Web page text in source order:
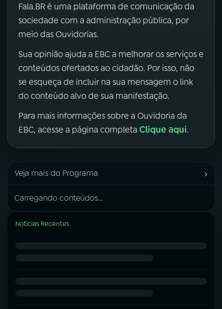
Fala.BR é uma plataforma de comunicação da
sociedade com a administração pública, por
meio das Ouvidorias.
Sua opinião ajuda a EBC a melhorar os serviços e
conteúdos ofertados ao cidadão. Por isso, não
se esqueça de incluir na sua mensagem o link
do conteúdo alvo de sua manifestação.
Para mais informações sobre a Ouvidoria da
EBC, acesse a página completa Clique aqui.
Veja mais do Programa ›
Carregando conteúdos...
Notícias Recentes